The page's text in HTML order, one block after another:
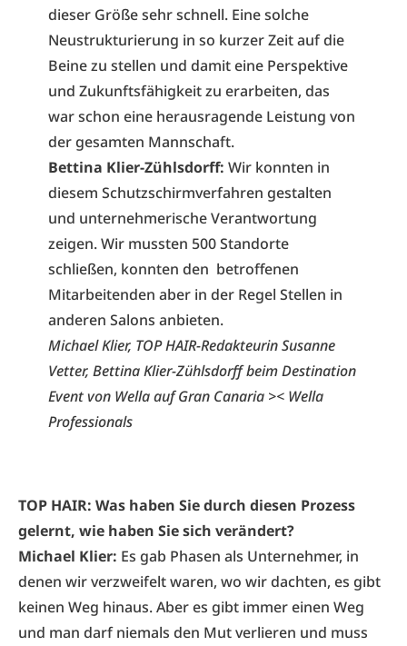
dieser Größe sehr schnell. Eine solche
Neustrukturierung in so kurzer Zeit auf die
Beine zu stellen und damit eine Perspektive
und Zukunftsfähigkeit zu erarbeiten, das
war schon eine herausragende Leistung von
der gesamten Mannschaft.
Bettina Klier-Zühlsdorff: Wir konnten in
diesem Schutzschirmverfahren gestalten
und unternehmerische Verantwortung
zeigen. Wir mussten 500 Standorte
schließen, konnten den betroffenen
Mitarbeitenden aber in der Regel Stellen in
anderen Salons anbieten.
Michael Klier, TOP HAIR-Redakteurin Susanne
Vetter, Bettina Klier-Zühlsdorff beim Destination
Event von Wella auf Gran Canaria >< Wella
Professionals
TOP HAIR: Was haben Sie durch diesen Prozess
gelernt, wie haben Sie sich verändert?
Michael Klier: Es gab Phasen als Unternehmer, in
denen wir verzweifelt waren, wo wir dachten, es gibt
keinen Weg hinaus. Aber es gibt immer einen Weg
und man darf niemals den Mut verlieren und muss